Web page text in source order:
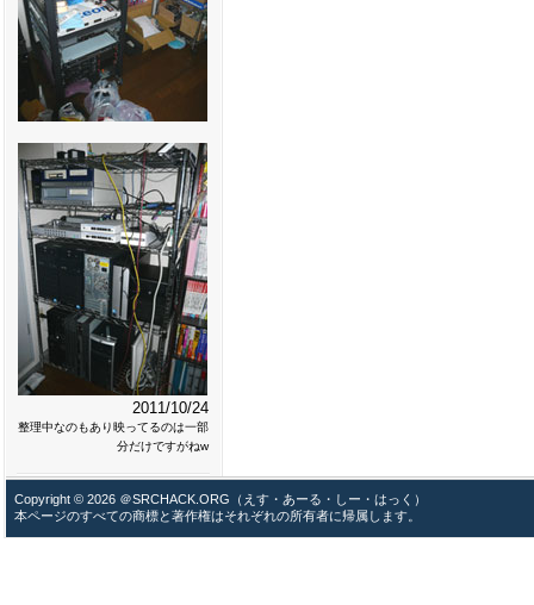
2011/10/24
整理中なのもあり映ってるのは一部
分だけですがねw
Copyright © 2026 ＠SRCHACK.ORG（えす・あーる・しー・はっく）
本ページのすべての商標と著作権はそれぞれの所有者に帰属します。